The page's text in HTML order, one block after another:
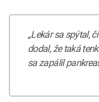
„Lekár sa spýtal,
dodal, že taká
sa zapálil